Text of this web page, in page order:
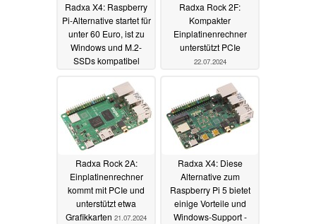
Radxa X4: Raspberry
Pi-Alternative startet für
unter 60 Euro, ist zu
Windows und M.2-
SSDs kompatibel
Radxa Rock 2F:
Kompakter
Einplatinenrechner
unterstützt PCIe
22.07.2024
Radxa Rock 2A:
Einplatinenrechner
kommt mit PCIe und
unterstützt etwa
Grafikkarten 21.07.2024
Radxa X4: Diese
Alternative zum
Raspberry Pi 5 bietet
einige Vorteile und
Windows-Support -